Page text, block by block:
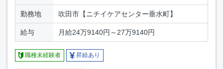
勤務地 吹田市【ニチイケアセンター垂水町】
給与 月給24万9140円～27万9140円
職種未経験者 昇給あり